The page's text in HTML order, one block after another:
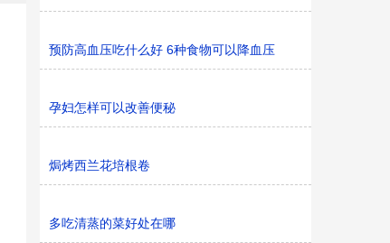
预防高血压吃什么好 6种食物可以降血压
孕妇怎样可以改善便秘
焗烤西兰花培根卷
多吃清蒸的菜好处在哪